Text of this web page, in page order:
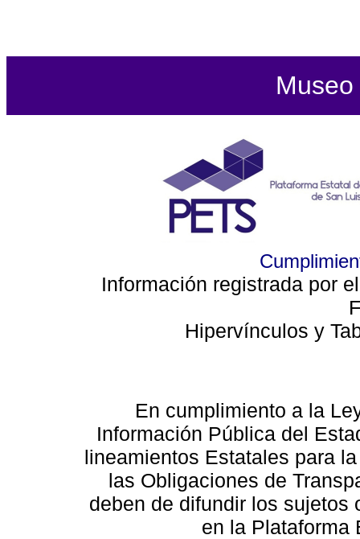
Información registrada por
Hipervínculos y
En cumplimiento a la
Información Pública del
lineamientos Estatales para
las Obligaciones de
deben de difundir los sujetos
en la Plataforma